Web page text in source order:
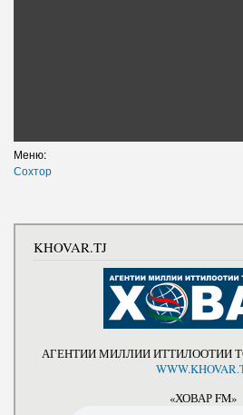
Меню:
Сохтор
KHOVAR.TJ
АГЕНТИИ МИЛЛИИ ИТТИЛООТИИ
«ХОВАР FM»